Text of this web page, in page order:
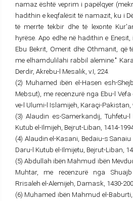
namaz është veprim i papëlqyer
hadithin e keqfalësit të namazit, ku i
të merrte tekbir dhe të lexonte
hyrëse. Apo edhe në hadithin e
Ebu Bekrit, Omerit dhe Othmanit, që
me elhamdulilahi rabbil alemine."
Derdir, Akrebu-l Mesalik, v.I, 224.
(2) Muhamed ibën el-Hasen esh-
Mebsut), me recenzurë nga Ebu-l
ve-l Ulumi-l Islamijeh, Karaçi-Pakistan,
(3) Alaudin es-Samerkandij, Tuhfetu-
Kutub el-Ilmijeh, Bejrut-Liban, 1414-
(4) Alaudin el-Kasani, Bedaiu-s Sanaiu
Daru-l Kutub el-Ilmijetu, Bejrut-Liban,
(5) Abdullah ibën Mahmud ibën
Muhtar, me recenzurë nga
Rrisaleh el-Alemijeh, Damask, 1430-
(6) Muhamed ibën Mahmud el-Baburti,